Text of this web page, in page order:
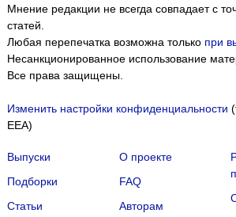
Мнение редакции не всегда совпадает с
статей.
Любая перепечатка возможна только при
Несанкционированное использование
Все права защищены.
Изменить настройки конфиденциальности
EEA)
Выпуски
Подборки
Статьи
О проекте
FAQ
Авторам